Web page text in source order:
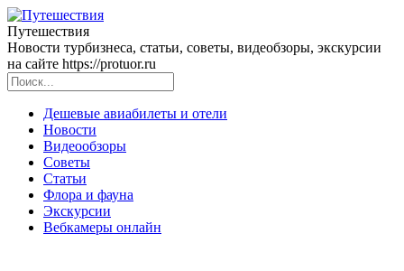
Путешествия
Новости турбизнеса, статьи, советы, видеобзоры, экскурсии
на сайте https://protuor.ru
Дешевые авиабилеты и отели
Новости
Видеообзоры
Советы
Статьи
Флора и фауна
Экскурсии
Вебкамеры онлайн